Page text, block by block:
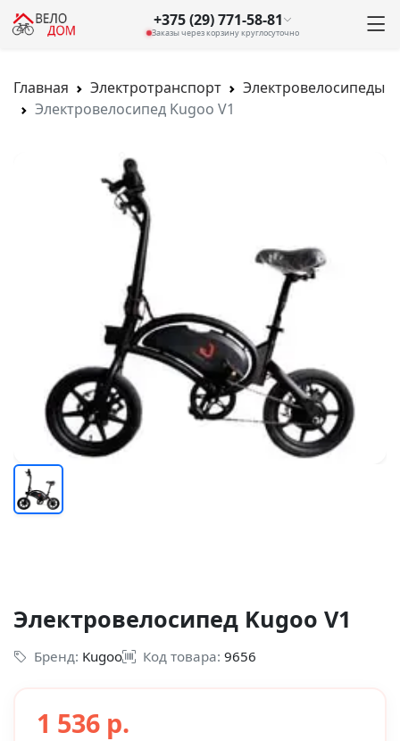
+375 (29) 771-58-81
Заказы через корзину круглосуточно
Главная Электротранспорт
Электровелосипеды
Электровелосипед Kugoo V1
Электровелосипед Kugoo V1
Бренд: Kugoo Код товара: 9656
1 536 р.